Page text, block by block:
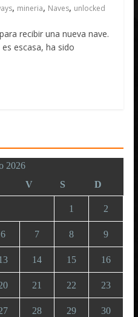
, mineria, Naves, unlocked
recibir una nueva nave.
escasa, ha sido
2026
V S D
1 2
6 7 8 9
14 15 16
21 22 23
28 29 30